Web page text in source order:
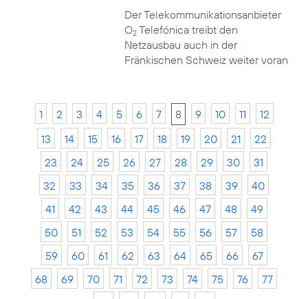
Der Telekommunikationsanbieter
O2Telefónica treibt den
Netzausbau auch in der
Fränkischen Schweiz weiter voran
1 2 3 4 5 6 7 8 9 10 11
12
13
14 15 16 17 18 19 20 21
22
23
24 25 26 27 28 29 30
31
32
33 34 35 36 37 38 39
40
41
42 43 44 45 46 47 48
49
50
51 52 53 54 55 56 57
58
59
60 61 62 63 64 65 66
67
68
69 70 71 72 73 74 75 76
77